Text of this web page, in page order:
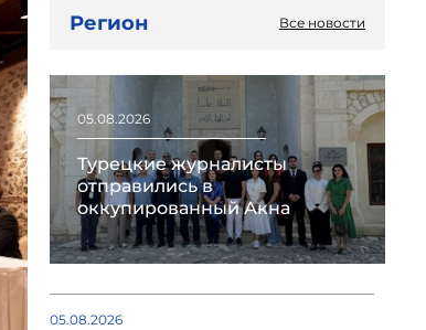
Регион Все новости
05.08.2026
Турецкие журналисты
отправились в
оккупированный Акна
05.08.2026